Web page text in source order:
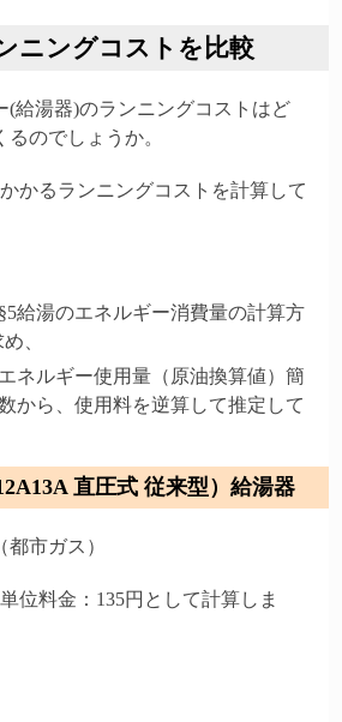
ニングコストを比較
(給湯器)のランニングコストはど
のでしょうか。
かるランニングコストを計算して
給湯のエネルギー消費量の計算方
、
ネルギー使用量（原油換算値）簡
から、使用料を逆算して推定して
直圧式 従来型）給湯器
市ガス）
位料金：135円として計算しま